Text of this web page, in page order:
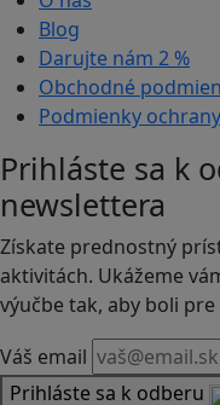
Blog
Darujte nám 2 %
Obchodné
Podmienky
Prihláste sa k
newslettera
Získate prednostný
aktivitách. Ukážeme
výučbe tak, aby boli
Váš email
Prihláste sa k odberu